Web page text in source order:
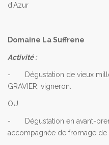
d’Azur
Domaine La Suffrene
Activité :
- Dégustation de vieux
GRAVIER, vigneron.
OU
- Dégustation en avant-
accompagnée de fromage de